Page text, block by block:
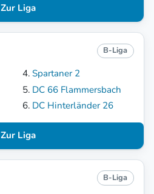
Zur Liga
B-Liga
Spartaner 2
DC 66 Flammersbach
DC Hinterländer 26
Zur Liga
B-Liga